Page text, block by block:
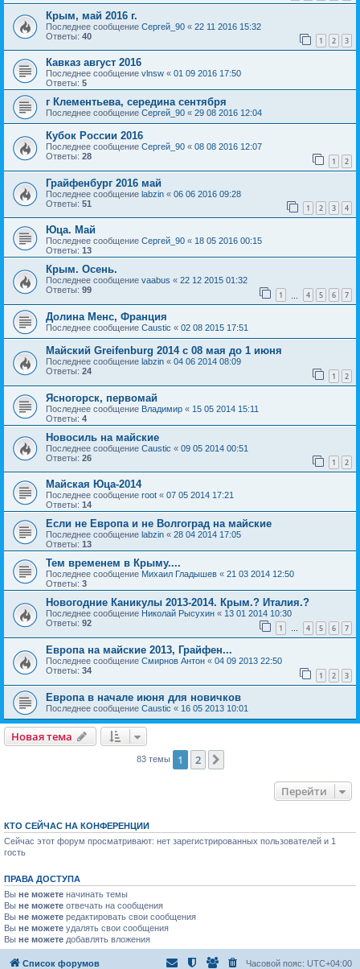
Крым, май 2016 г.
Последнее сообщение Сергей_90 « 22 11 2016 15:32
Ответы: 40 1 2 3
Кавказ август 2016
Последнее сообщение vlnsw « 01 09 2016 17:50
Ответы: 5
г Клементьева, середина сентября
Последнее сообщение Сергей_90 « 29 08 2016 12:04
Кубок России 2016
Последнее сообщение Сергей_90 « 08 08 2016 12:07
Ответы: 28 1 2
Грайфенбург 2016 май
Последнее сообщение labzin « 06 06 2016 09:28
Ответы: 51 1 2 3 4
Юца. Май
Последнее сообщение Сергей_90 « 18 05 2016 00:15
Ответы: 13
Крым. Осень.
Последнее сообщение vaabus « 22 12 2015 01:32
Ответы: 99 1 4 5 6 7
Долина Менс, Франция
Последнее сообщение Caustic « 02 08 2015 17:51
Майский Greifenburg 2014 с 08 мая до 1 июня
Последнее сообщение labzin « 04 06 2014 08:09
Ответы: 24 1 2
Ясногорск, первомай
Последнее сообщение Владимир « 15 05 2014 15:11
Ответы: 4
Новосиль на майские
Последнее сообщение Caustic « 09 05 2014 00:51
Ответы: 26 1 2
Майская Юца-2014
Последнее сообщение root « 07 05 2014 17:21
Ответы: 14
Если не Европа и не Волгоград на майские
Последнее сообщение labzin « 28 04 2014 17:05
Ответы: 13
Тем временем в Крыму....
Последнее сообщение Михаил Гладышев « 21 03 2014 12:50
Ответы: 3
Новогодние Каникулы 2013-2014. Крым.? Италия.?
Последнее сообщение Николай Рысухин « 13 01 2014 10:30
Ответы: 92 1 … 4 5 6 7
Европа на майские 2013, Грайфен...
Последнее сообщение Смирнов Антон « 04 09 2013 22:50
Ответы: 34 1 2 3
Европа в начале июня для новичков
Последнее сообщение Caustic « 16 05 2013 10:01
Новая тема
83 темы 1 2
Перейти
КТО СЕЙЧАС НА КОНФЕРЕНЦИИ
Сейчас этот форум просматривают: нет зарегистрированных пользователей и 1
гость
ПРАВА ДОСТУПА
Вы не можете начинать темы
Вы не можете отвечать на сообщения
Вы не можете редактировать свои сообщения
Вы не можете удалять свои сообщения
Вы не можете добавлять вложения
Список форумов Часовой пояс: UTC+04:00